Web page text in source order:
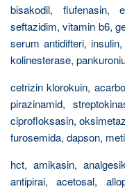
bisakodil, flufenasin,
seftazidim, vitamin b6,
serum antidifteri,
kolinesterase,
cetrizin klorokuin,
pirazinamid,
ciprofloksasin,
furosemida, dapson,
hct, amikasin,
antipirai, acetosal,